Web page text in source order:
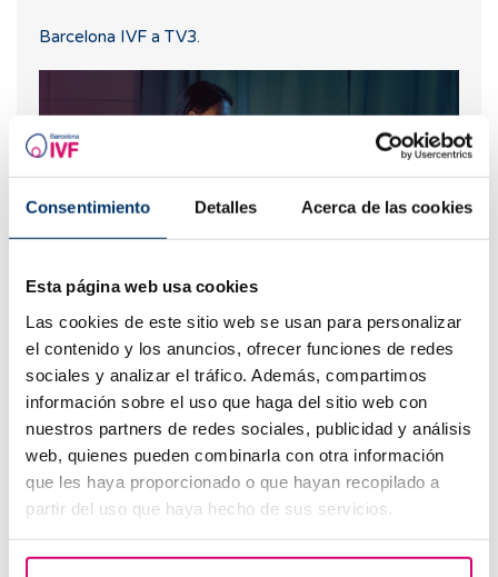
Consentimiento Detalles Acerca de las cookies
Esta página web usa cookies
Las cookies de este sitio web se usan para personalizar
el contenido y los anuncios, ofrecer funciones de redes
sociales y analizar el tráfico. Además, compartimos
información sobre el uso que haga del sitio web con
nuestros partners de redes sociales, publicidad y análisis
web, quienes pueden combinarla con otra información
que les haya proporcionado o que hayan recopilado a
partir del uso que haya hecho de sus servicios.
Barcelona IVF a TV3.
Com suportar un avortament